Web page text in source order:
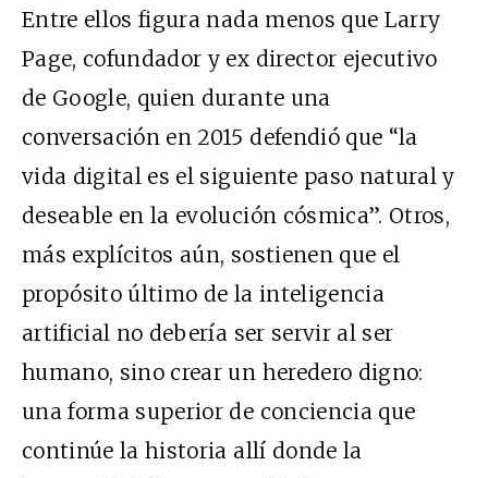
Entre ellos figura nada menos que Larry
Page, cofundador y ex director ejecutivo
de Google, quien durante una
conversación en 2015 defendió que “la
vida digital es el siguiente paso natural y
deseable en la evolución cósmica”. Otros,
más explícitos aún, sostienen que el
propósito último de la inteligencia
artificial no debería ser servir al ser
humano, sino crear un heredero digno:
una forma superior de conciencia que
continúe la historia allí donde la